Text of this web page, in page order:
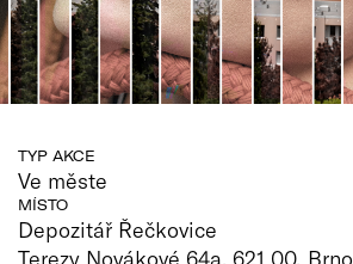
TYP AKCE
Ve měste
MÍSTO
Depozitář Řečkovice
Terezy Novákové 64a, 621 00, Brno